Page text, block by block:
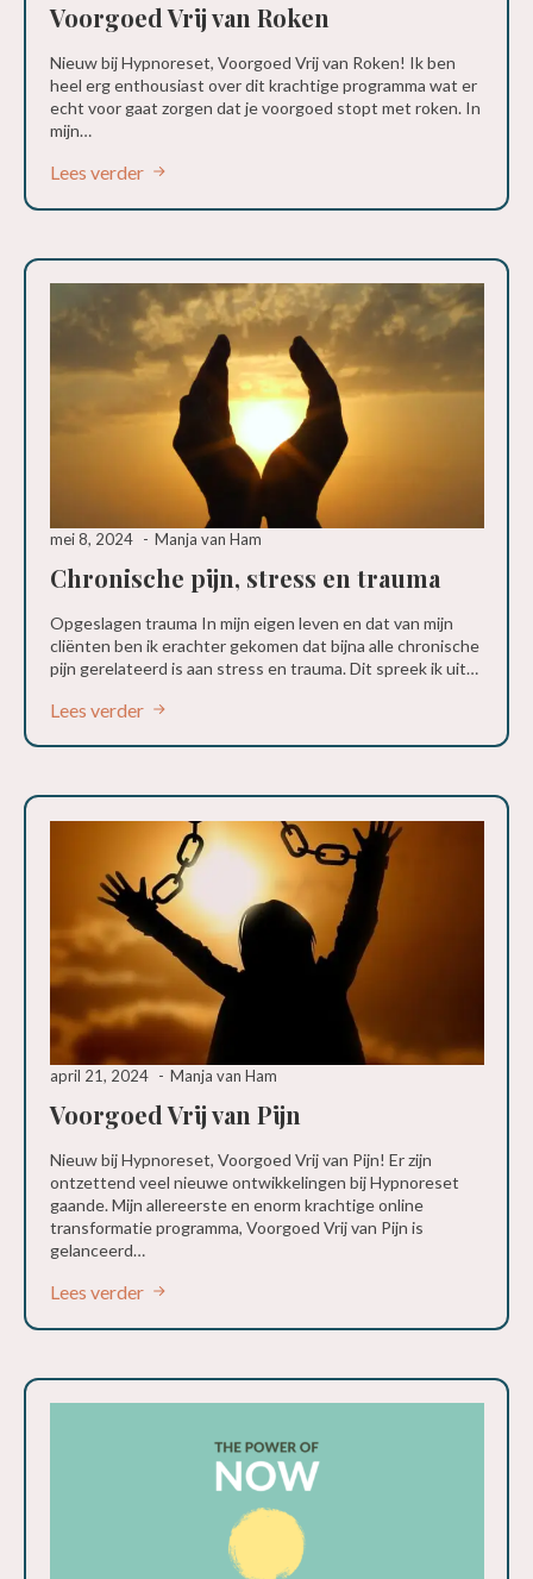
Voorgoed Vrij van Roken
Nieuw bij Hypnoreset, Voorgoed Vrij van Roken! Ik ben
heel erg enthousiast over dit krachtige programma wat er
echt voor gaat zorgen dat je voorgoed stopt met roken. In
mijn…
Lees verder
Chronische pijn, stress en trauma
mei 8, 2024 Manja van Ham
Opgeslagen trauma In mijn eigen leven en dat van mijn
cliënten ben ik erachter gekomen dat bijna alle chronische
pijn gerelateerd is aan stress en trauma. Dit spreek ik uit…
Lees verder
Voorgoed Vrij van Pijn
april 21, 2024 Manja van Ham
Nieuw bij Hypnoreset, Voorgoed Vrij van Pijn! Er zijn
ontzettend veel nieuwe ontwikkelingen bij Hypnoreset
gaande. Mijn allereerste en enorm krachtige online
transformatie programma, Voorgoed Vrij van Pijn is
gelanceerd…
Lees verder